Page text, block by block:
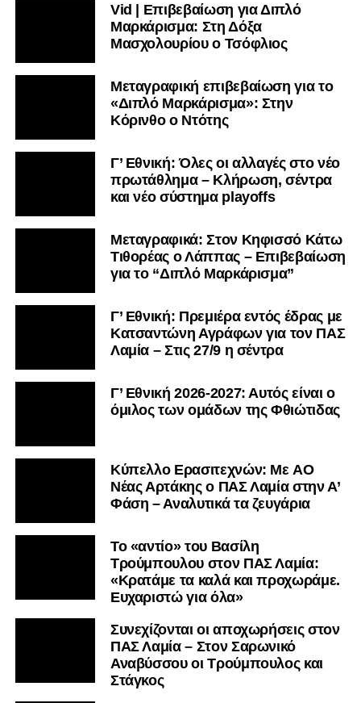
Vid | Επιβεβαίωση για Διπλό
Μαρκάρισμα: Στη Δόξα
Μασχολουρίου ο Τσόφλιος
Μεταγραφική επιβεβαίωση για το
«Διπλό Μαρκάρισμα»: Στην
Κόρινθο ο Ντότης
Γ’ Εθνική: Όλες οι αλλαγές στο νέο
πρωτάθλημα – Κλήρωση, σέντρα
και νέο σύστημα playoffs
Μεταγραφικά: Στον Κηφισσό Κάτω
Τιθορέας ο Λάππας – Επιβεβαίωση
για το “Διπλό Μαρκάρισμα”
Γ’ Εθνική: Πρεμιέρα εντός έδρας με
Κατσαντώνη Αγράφων για τον ΠΑΣ
Λαμία – Στις 27/9 η σέντρα
Γ’ Εθνική 2026-2027: Αυτός είναι ο
όμιλος των ομάδων της Φθιώτιδας
Kύπελλο Ερασιτεχνών: Με AO
Nέας Αρτάκης ο ΠΑΣ Λαμία στην Α’
Φάση – Αναλυτικά τα ζευγάρια
Το «αντίο» του Βασίλη
Τρούμπουλου στον ΠΑΣ Λαμία:
«Κρατάμε τα καλά και προχωράμε.
Ευχαριστώ για όλα»
Συνεχίζονται οι αποχωρήσεις στον
ΠΑΣ Λαμία – Στον Σαρωνικό
Αναβύσσου οι Τρούμπουλος και
Στάγκος